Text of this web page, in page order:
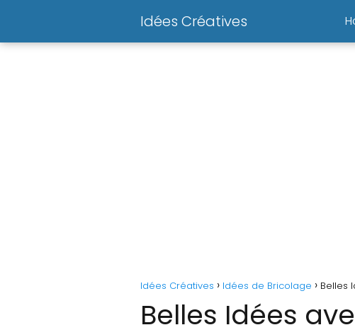
Idées Créatives
Idées Créatives Idées de Bricolage Belles
Belles Idées